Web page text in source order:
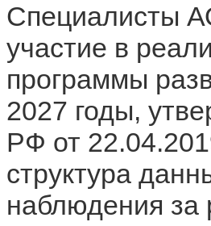
Специалисты
участие в
программы
2027 годы,
РФ от
структура
наблюдения